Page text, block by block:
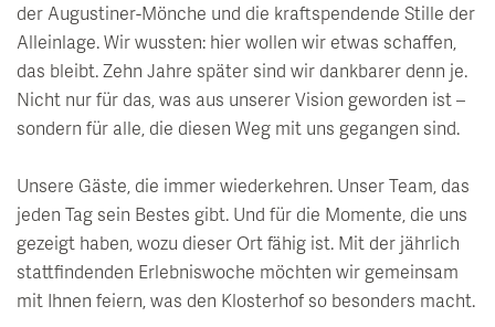
der Augustiner-Mönche und die kraftspendende Stille der
Alleinlage. Wir wussten: hier wollen wir etwas schaffen,
das bleibt. Zehn Jahre später sind wir dankbarer denn je.
Nicht nur für das, was aus unserer Vision geworden ist –
sondern für alle, die diesen Weg mit uns gegangen sind.
Unsere Gäste, die immer wiederkehren. Unser Team, das
jeden Tag sein Bestes gibt. Und für die Momente, die uns
gezeigt haben, wozu dieser Ort fähig ist. Mit der jährlich
stattfindenden Erlebniswoche möchten wir gemeinsam
mit Ihnen feiern, was den Klosterhof so besonders macht.